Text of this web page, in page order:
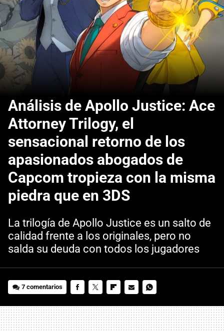
Análisis de Apollo Justice: Ace
Attorney Trilogy, el
sensacional retorno de los
apasionados abogados de
Capcom tropieza con la misma
piedra que en 3DS
La trilogía de Apollo Justice es un salto de
calidad frente a los originales, pero no
salda su deuda con todos los jugadores
7 comentarios
MAIL